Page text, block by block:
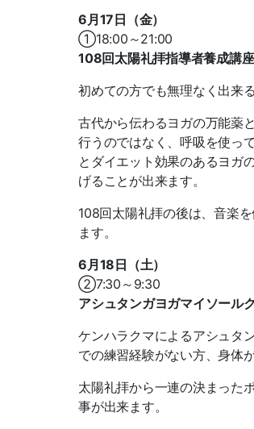
6月17日（金）
①18:00～21:00
108回太陽礼拝指導者養成講
初めての方でも無理なく出来
古代から伝わるヨガの万能薬
行うのではなく、呼吸を使っ
とダイエット効果のあるヨガ
げることが出来ます。
108回太陽礼拝の後は、音楽
ます。
6月18日（土）
②7:30～9:30
アシュタンガヨガマイソール
ケンハラクマによるアシュタ
での練習経験がない方、身体
太陽礼拝から一連の決まった
事が出来ます。